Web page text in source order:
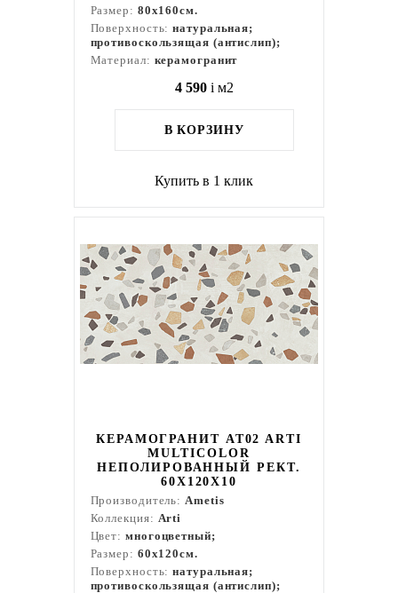
Размер: 80x160см.
Поверхность:натуральная;
противоскользящая (антислип);
Материал: керамогранит
4 590 i м2
В КОРЗИНУ
Купить в 1 клик
КЕРАМОГРАНИТ AT02 ARTI
MULTICOLOR
НЕПОЛИРОВАННЫЙ РЕКТ.
60X120X10
Производитель:Ametis
Коллекция: Arti
Цвет: многоцветный;
Размер: 60x120см.
Поверхность:натуральная;
противоскользящая (антислип);